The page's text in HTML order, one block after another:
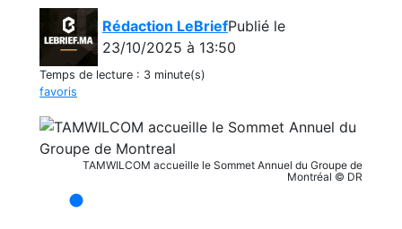
Rédaction LeBriefPublié le
23/10/2025 à 13:50
Temps de lecture : 3 minute(s)
favoris
TAMWILCOM accueille le Sommet Annuel du Groupe de
Montréal © DR